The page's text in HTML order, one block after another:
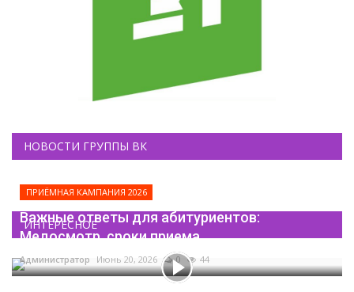
НОВОСТИ ГРУППЫ ВК
ИНТЕРЕСНОЕ
ПРИЁМНАЯ КАМПАНИЯ 2026
Важные ответы для абитуриентов:
Медосмотр, сроки приема...
Администратор Июнь 20, 2026 0 44